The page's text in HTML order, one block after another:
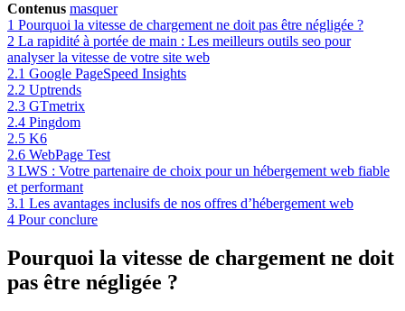
Contenus masquer
1 Pourquoi la vitesse de chargement ne doit pas être négligée ?
2 La rapidité à portée de main : Les meilleurs outils seo pour
analyser la vitesse de votre site web
2.1 Google PageSpeed Insights
2.2 Uptrends
2.3 GTmetrix
2.4 Pingdom
2.5 K6
2.6 WebPage Test
3 LWS : Votre partenaire de choix pour un hébergement web fiable
et performant
3.1 Les avantages inclusifs de nos offres d’hébergement web
4 Pour conclure
Pourquoi la vitesse de chargement ne doit
pas être négligée ?